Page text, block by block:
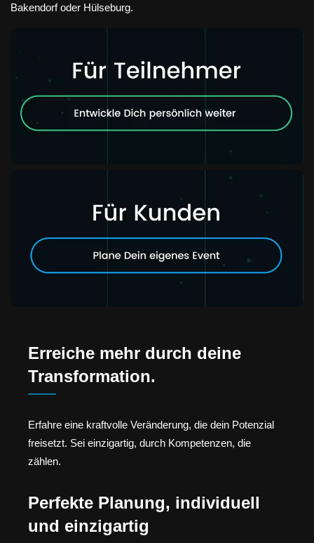
Bakendorf oder Hülseburg.
Erreiche mehr durch deine
Transformation.
Erfahre eine kraftvolle Veränderung, die dein Potenzial
freisetzt. Sei einzigartig, durch Kompetenzen, die
zählen.
Perfekte Planung, individuell
und einzigartig